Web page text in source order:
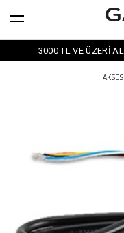
3000 TL VE ÜZERİ